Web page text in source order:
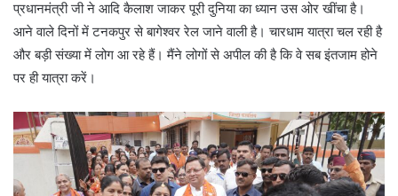
प्रधानमंत्री जी ने आदि कैलाश जाकर पूरी दुनिया का ध्यान उस ओर खींचा है।
आने वाले दिनों में टनकपुर से बागेश्वर रेल जाने वाली है। चारधाम यात्रा चल रही है
और बड़ी संख्या में लोग आ रहे हैं। मैंने लोगों से अपील की है कि वे सब इंतजाम होने
पर ही यात्रा करें।